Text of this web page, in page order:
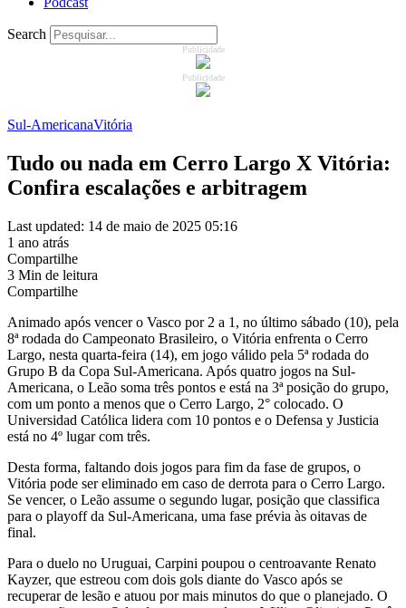
Search
Publicidade
Publicidade
Sul-AmericanaVitória
Tudo ou nada em Cerro Largo X Vitória:
Confira escalações e arbitragem
Last updated: 14 de maio de 2025 05:16
1 ano atrás
Compartilhe
3 Min de leitura
Compartilhe
Animado após vencer o Vasco por 2 a 1, no último sábado (10), pela
8ª rodada do Campeonato Brasileiro, o Vitória enfrenta o Cerro
Largo, nesta quarta-feira (14), em jogo válido pela 5ª rodada do
Grupo B da Copa Sul-Americana. Após quatro jogos na Sul-
Americana, o Leão soma três pontos e está na 3ª posição do grupo,
com um ponto a menos que o Cerro Largo, 2° colocado. O
Universidad Católica lidera com 10 pontos e o Defensa y Justicia
está no 4º lugar com três.
Desta forma, faltando dois jogos para fim da fase de grupos, o
Vitória pode ser eliminado em caso de derrota para o Cerro Largo.
Se vencer, o Leão assume o segundo lugar, posição que classifica
para o playoff da Sul-Americana, uma fase prévia às oitavas de
final.
Para o duelo no Uruguai, Carpini poupou o centroavante Renato
Kayzer, que estreou com dois gols diante do Vasco após se
recuperar de lesão e atuou por mais minutos do que o planejado. O